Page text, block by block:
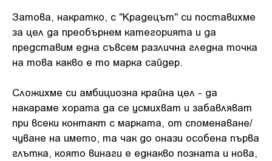
Затова, накратко, с "Крадецът" си поставихме
за цел да преобърнем категорията и да
представим една съвсем различна гледна точка
на това какво е то марка сайдер.
Сложихме си амбициозна крайна цел - да
накараме хората да се усмихват и забавляват
при всеки контакт с марката, от споменаване/
чуване на името, та чак до онази особена първа
глътка, която винаги е еднакво позната и нова,